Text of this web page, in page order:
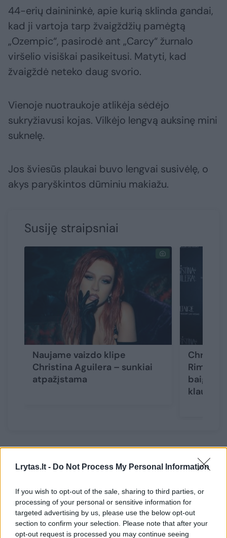
Lrytas.lt - Do Not Process My Personal Information
If you wish to opt-out of the sale, sharing to third parties, or
processing of your personal or sensitive information for
targeted advertising by us, please use the below opt-out
section to confirm your selection. Please note that after your
opt-out request is processed you may continue seeing
44-erių dainininkė, apie kurią sklinda gandai,
kad ji vartoja tarp žvaigždžių pamėgtą
„Ozempic“, pasirodė ant „Carcy“ žurnalo
viršelio visiškai pasikeitusi. Matyti, kad
žvaigždė neteko daug svorio.
Vienoje nuotraukoje atlikėja sėdėjo
sukryžiavusi kojas. Vilkėjo lengvą auksinę mini
suknelę.
Jos šviesūs plaukai buvo lengvai susivėlę, o
akys paryškintos dūminiu makiažu.
Susiję straipsniai
Naujame vaizdo klipe
Christina Aguilera – sunkiai
atpažįstama
baigėsi
klausimu
daugelis iš pradžių nesuprato, kad joje
pavaizduota Christina.
„Kodėl ji kiekvieną kartą atrodo vis su kitu